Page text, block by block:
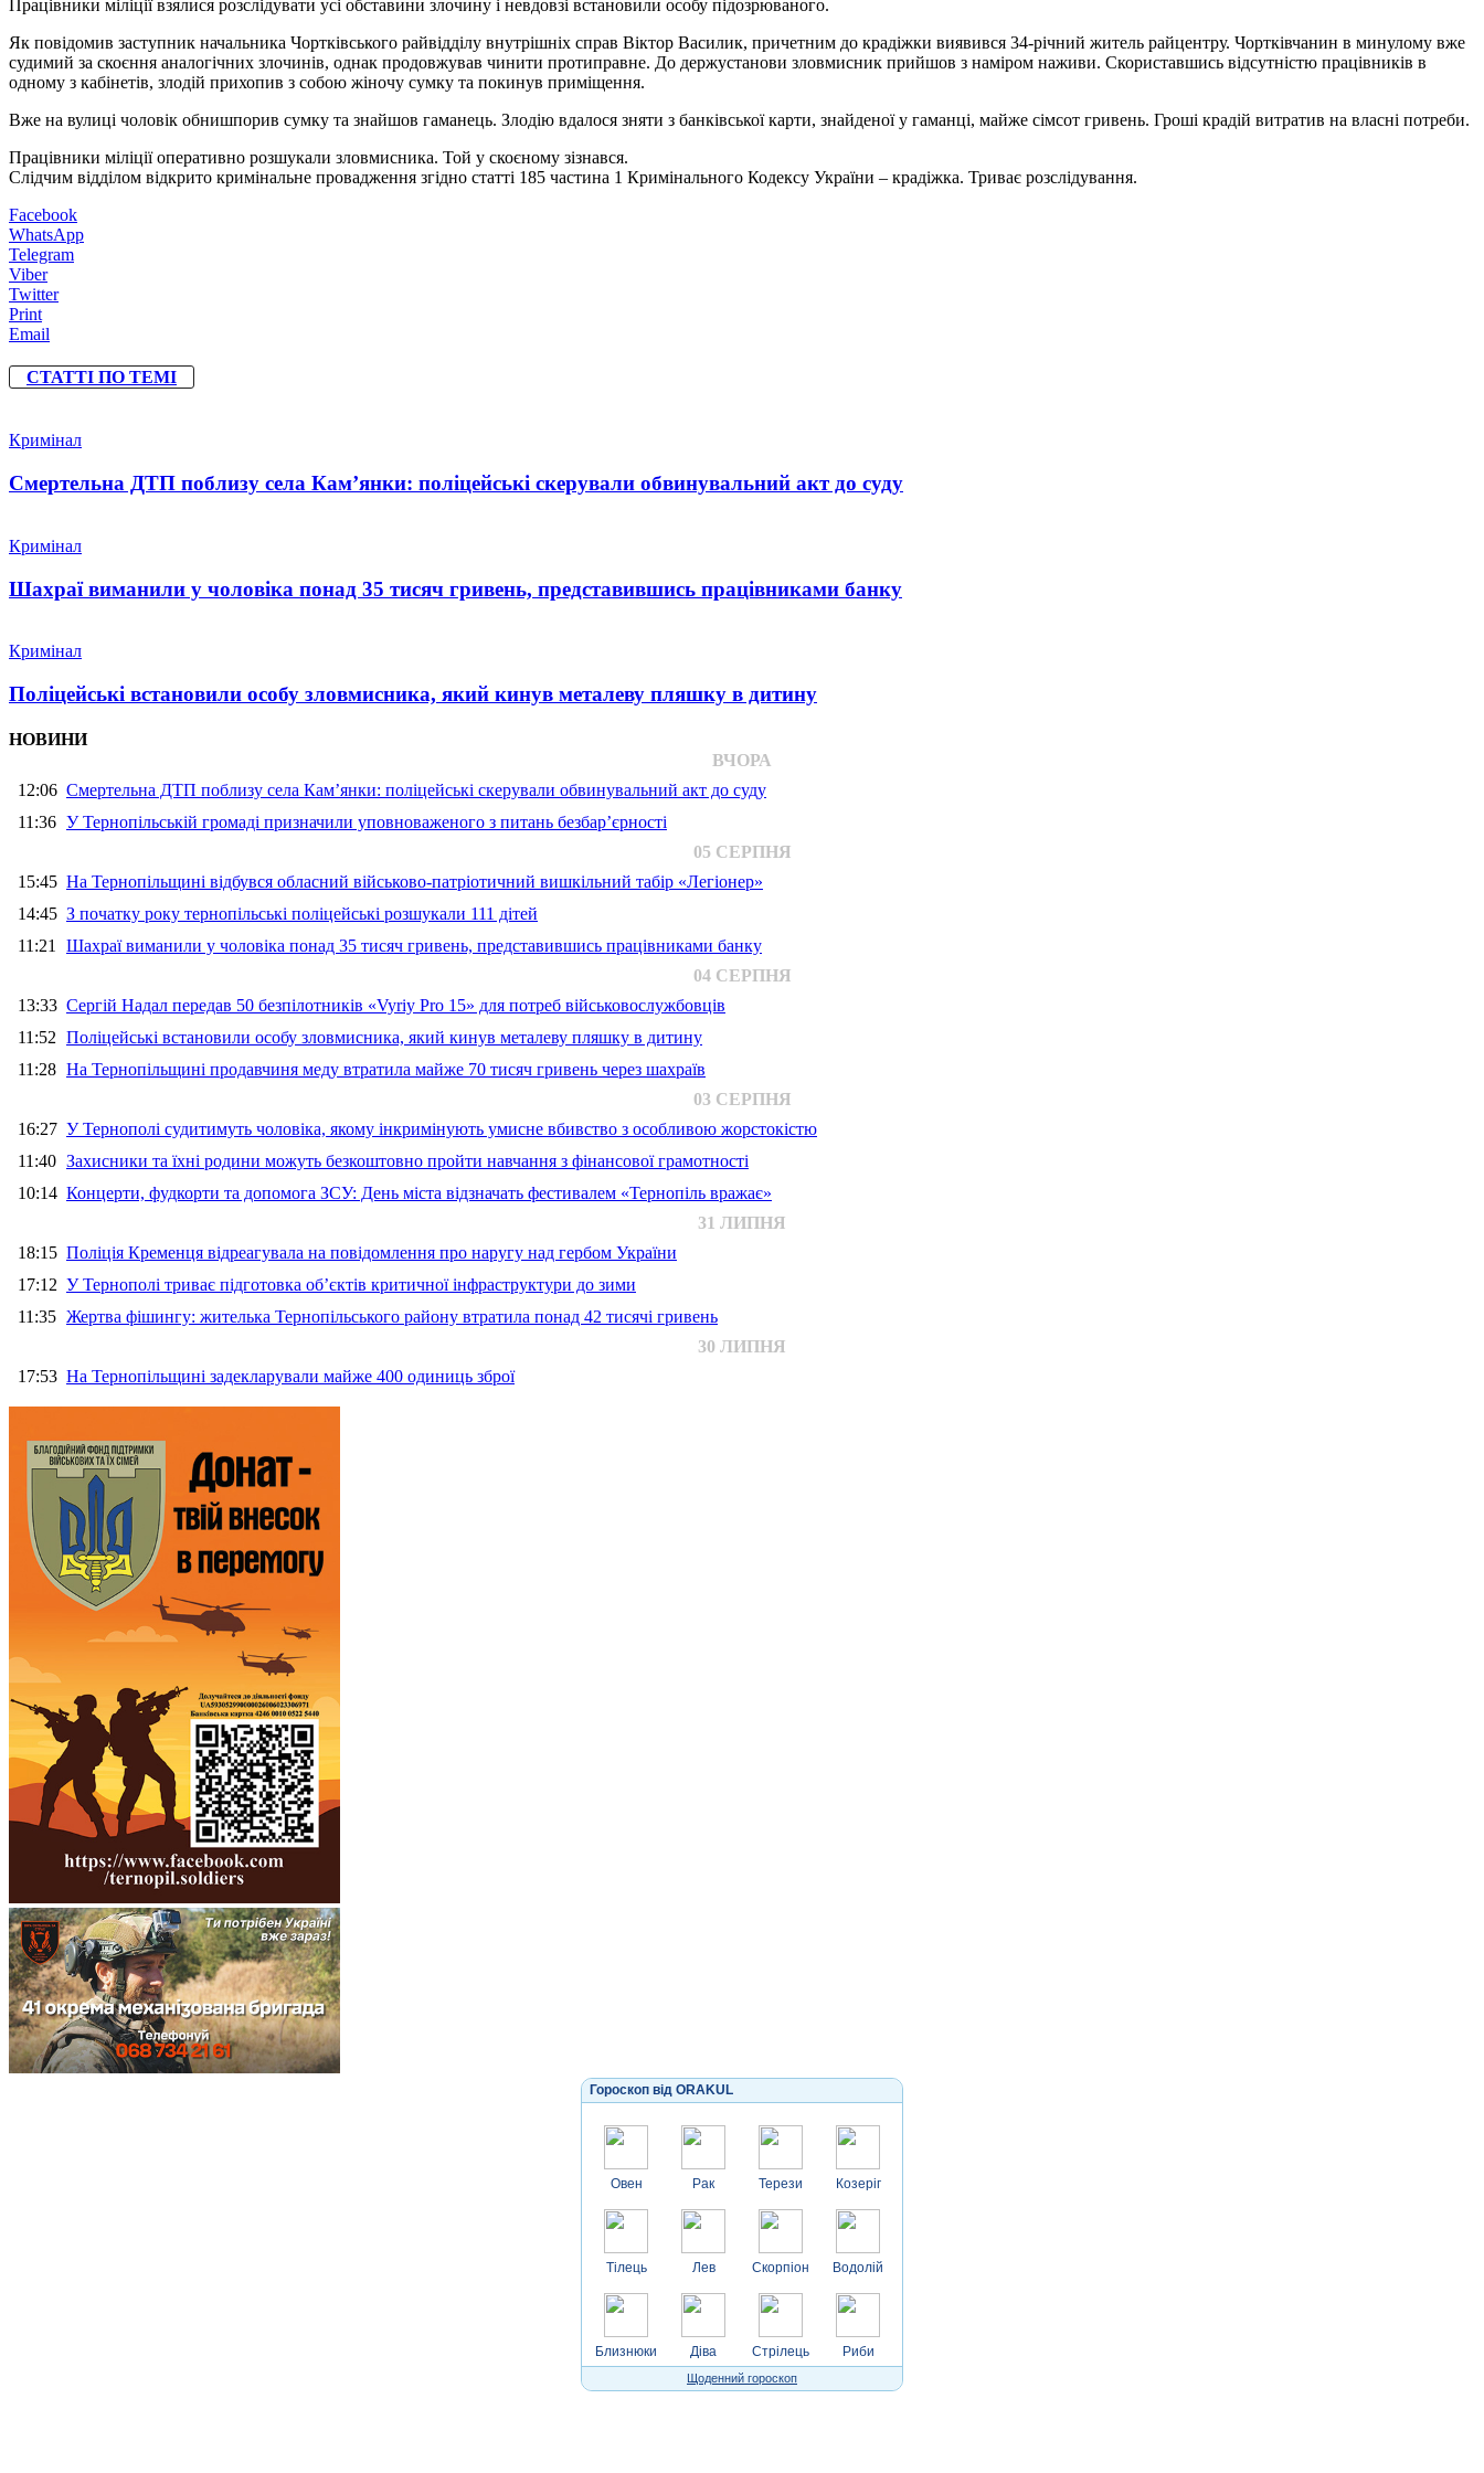
Працівники міліції взялися розслідувати усі обставини злочину і невдовзі встановили особу підозрюваного.
Як повідомив заступник начальника Чортківського райвідділу внутрішніх справ Віктор Василик, причетним до крадіжки виявився 34-річний житель райцентру. Чортківчанин в минулому вже
судимий за скоєння аналогічних злочинів, однак продовжував чинити протиправне. До держустанови зловмисник прийшов з наміром наживи. Скориставшись відсутністю працівників в
одному з кабінетів, злодій прихопив з собою жіночу сумку та покинув приміщення.
Вже на вулиці чоловік обнишпорив сумку та знайшов гаманець. Злодію вдалося зняти з банківської карти, знайденої у гаманці, майже сімсот гривень. Гроші крадій витратив на власні потреби.
Працівники міліції оперативно розшукали зловмисника. Той у скоєному зізнався.
Слідчим відділом відкрито кримінальне провадження згідно статті 185 частина 1 Кримінального Кодексу України – крадіжка. Триває розслідування.
Facebook
WhatsApp
Telegram
Viber
Twitter
Print
Email
СТАТТІ ПО ТЕМІ
Кримінал
Смертельна ДТП поблизу села Кам’янки: поліцейські скерували обвинувальний акт до суду
Кримінал
Шахраї виманили у чоловіка понад 35 тисяч гривень, представившись працівниками банку
Кримінал
Поліцейські встановили особу зловмисника, який кинув металеву пляшку в дитину
НОВИНИ
ВЧОРА
12:06 Смертельна ДТП поблизу села Кам’янки: поліцейські скерували обвинувальний акт до суду
11:36 У Тернопільській громаді призначили уповноваженого з питань безбар’єрності
05 СЕРПНЯ
15:45 На Тернопільщині відбувся обласний військово-патріотичний вишкільний табір «Легіонер»
14:45 З початку року тернопільські поліцейські розшукали 111 дітей
11:21 Шахраї виманили у чоловіка понад 35 тисяч гривень, представившись працівниками банку
04 СЕРПНЯ
13:33 Сергій Надал передав 50 безпілотників «Vyriy Pro 15» для потреб військовослужбовців
11:52 Поліцейські встановили особу зловмисника, який кинув металеву пляшку в дитину
11:28 На Тернопільщині продавчиня меду втратила майже 70 тисяч гривень через шахраїв
03 СЕРПНЯ
16:27 У Тернополі судитимуть чоловіка, якому інкримінують умисне вбивство з особливою жорстокістю
11:40 Захисники та їхні родини можуть безкоштовно пройти навчання з фінансової грамотності
10:14 Концерти, фудкорти та допомога ЗСУ: День міста відзначать фестивалем «Тернопіль вражає»
31 ЛИПНЯ
18:15 Поліція Кременця відреагувала на повідомлення про наругу над гербом України
17:12 У Тернополі триває підготовка об’єктів критичної інфраструктури до зими
11:35 Жертва фішингу: жителька Тернопільського району втратила понад 42 тисячі гривень
30 ЛИПНЯ
17:53 На Тернопільщині задекларували майже 400 одиниць зброї
Гороскоп від ORAKUL
Овен
Тілець
Близнюки
Рак
Лев
Діва
Терези
Скорпіон
Стрілець
Козеріг
Водолій
Риби
Щоденний гороскоп